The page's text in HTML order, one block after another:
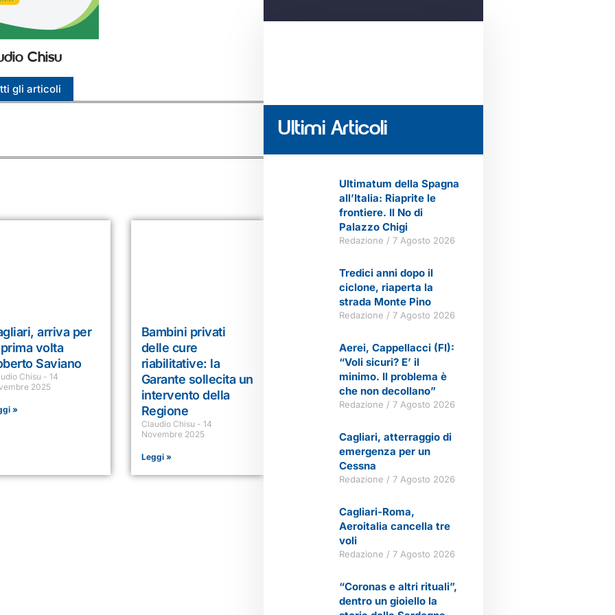
Chisu
gli articoli
arriva per
volta
Saviano
Chisu
14
2025
»
Bambini privati
delle cure
riabilitative: la
Garante sollecita un
intervento della
Regione
Claudio Chisu
14
Novembre 2025
Leggi »
Ultimi Articoli
Ultimatum della Spagna
all’Italia: Riaprite le
frontiere. Il No di
Palazzo Chigi
Redazione 7 Agosto 2026
Tredici anni dopo il
ciclone, riaperta la
strada Monte Pino
Redazione 7 Agosto 2026
Aerei, Cappellacci (FI):
“Voli sicuri? E’ il
minimo. Il problema è
che non decollano”
Redazione 7 Agosto 2026
Cagliari, atterraggio di
emergenza per un
Cessna
Redazione 7 Agosto 2026
Cagliari-Roma,
Aeroitalia cancella tre
voli
Redazione 7 Agosto 2026
“Coronas e altri rituali”,
dentro un gioiello la